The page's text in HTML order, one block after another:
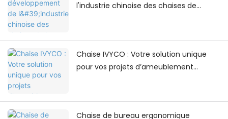
l'industrie chinoise des chaises de
Chaise IVYCO : Votre solution unique
pour vos projets d’ameublement
Chaise de bureau ergonomique